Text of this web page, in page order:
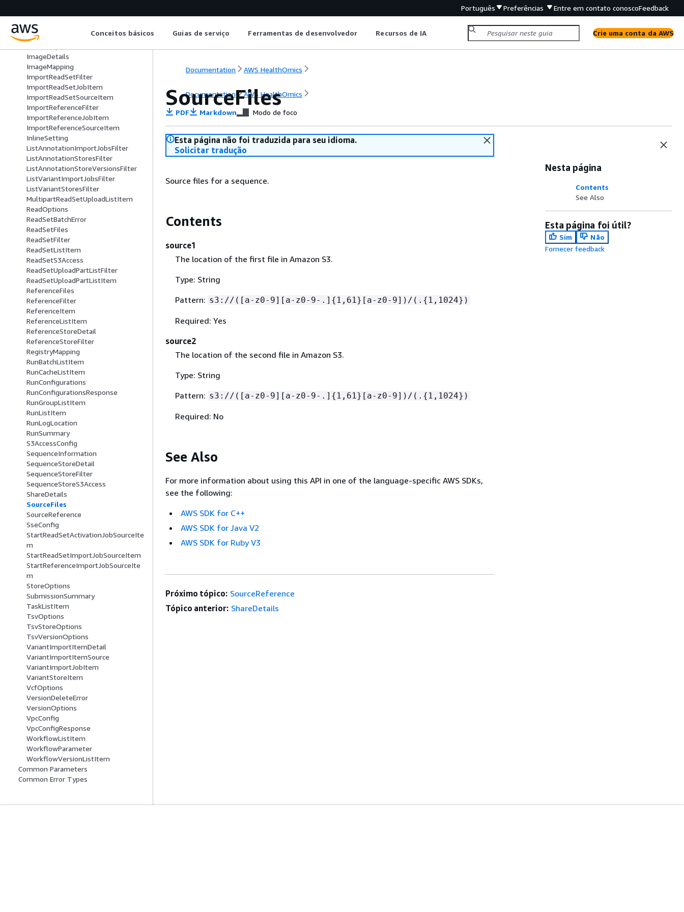
Português Preferências Entre em contato conoscoFeedback
Conceitos básicos Guias de serviço Ferramentas de desenvolvedor Recursos de IA Crie uma conta da AWS
ExportReadSetJobDetail
FileInformation
Filter
ImageDetails
ImageMapping
ImportReadSetFilter
ImportReadSetJobItem
ImportReadSetSourceItem
ImportReferenceFilter
ImportReferenceJobItem
ImportReferenceSourceItem
InlineSetting
ListAnnotationImportJobsFilter
ListAnnotationStoresFilter
ListAnnotationStoreVersionsFilter
ListVariantImportJobsFilter
ListVariantStoresFilter
MultipartReadSetUploadListItem
ReadOptions
ReadSetBatchError
ReadSetFiles
ReadSetFilter
ReadSetListItem
ReadSetS3Access
ReadSetUploadPartListFilter
ReadSetUploadPartListItem
ReferenceFiles
ReferenceFilter
ReferenceItem
ReferenceListItem
ReferenceStoreDetail
ReferenceStoreFilter
RegistryMapping
RunBatchListItem
RunCacheListItem
RunConfigurations
RunConfigurationsResponse
RunGroupListItem
RunListItem
RunLogLocation
RunSummary
S3AccessConfig
SequenceInformation
SequenceStoreDetail
SequenceStoreFilter
SequenceStoreS3Access
ShareDetails
SourceFiles
SourceReference
SseConfig
StartReadSetActivationJobSourceIte
m
StartReadSetImportJobSourceItem
StartReferenceImportJobSourceIte
m
StoreOptions
SubmissionSummary
TaskListItem
TsvOptions
TsvStoreOptions
TsvVersionOptions
VariantImportItemDetail
VariantImportItemSource
VariantImportJobItem
VariantStoreItem
VcfOptions
VersionDeleteError
VersionOptions
VpcConfig
VpcConfigResponse
WorkflowListItem
WorkflowParameter
WorkflowVersionListItem
Common Parameters
Common Error Types
Documentation AWS HealthOmics
Documentation AWS HealthOmics
SourceFiles
PDF Markdown Modo de foco
Esta página não foi traduzida para seu idioma.
Solicitar tradução
Source files for a sequence.
Contents
source1
The location of the first file in Amazon S3.
Type: String
Pattern: s3://([a-z0-9][a-z0-9-.] { 1,61}[a-z0-9])/(. { 1,1024})
Required: Yes
source2
The location of the second file in Amazon S3.
Type: String
Pattern: s3://([a-z0-9][a-z0-9-.] { 1,61}[a-z0-9])/(. { 1,1024})
Required: No
See Also
For more information about using this API in one of the language-specific AWS SDKs,
see the following:
AWS SDK for C++
AWS SDK for Java V2
AWS SDK for Ruby V3
Nesta página
Contents
See Also
Esta página foi útil?
Sim
Não
Fornecer feedback
Próximo tópico: SourceReference
Tópico anterior: ShareDetails